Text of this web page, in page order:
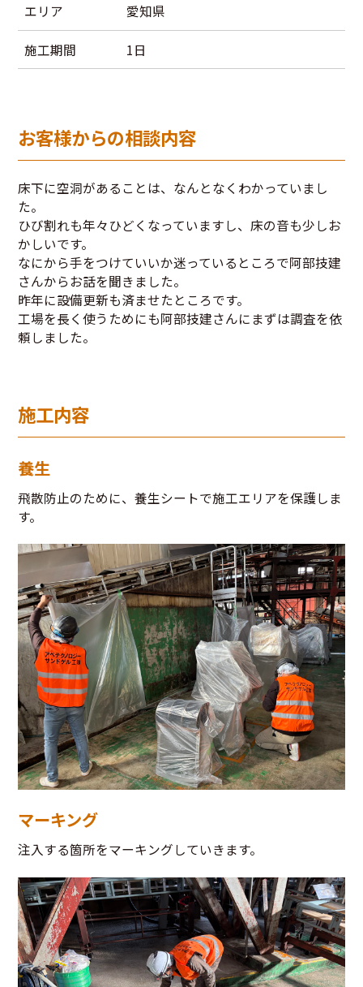
エリア 愛知県
施工期間 1日
お客様からの相談内容
床下に空洞があることは、なんとなくわかっていまし
た。
ひび割れも年々ひどくなっていますし、床の音も少しお
かしいです。
なにから手をつけていいか迷っているところで阿部技建
さんからお話を聞きました。
昨年に設備更新も済ませたところです。
工場を長く使うためにも阿部技建さんにまずは調査を依
頼しました。
施工内容
養生
飛散防止のために、養生シートで施工エリアを保護しま
す。
マーキング
注入する箇所をマーキングしていきます。